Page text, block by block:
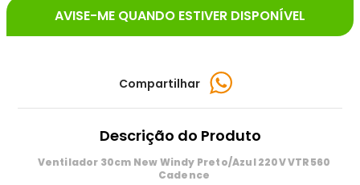
Compartilhar
Descrição do Produto
Ventilador 30cm New Windy Preto/Azul 220V VTR560
Cadence